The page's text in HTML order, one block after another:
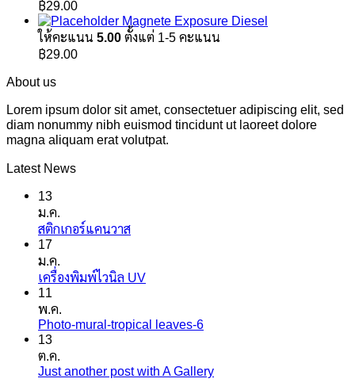
฿29.00
Magnete Exposure Diesel
ให้คะแนน 5.00 ตั้งแต่ 1-5 คะแนน
฿29.00
About us
Lorem ipsum dolor sit amet, consectetuer adipiscing elit, sed
diam nonummy nibh euismod tincidunt ut laoreet dolore
magna aliquam erat volutpat.
Latest News
13
ม.ค.
สติกเกอร์แคนวาสไม่มี
บน
เกอร์
17
ม.ค.
เครื่องพิมพ์ไวนิล UVไม่มี
บน
นิล
11
พ.ค.
Photo-mural-tropical leaves-6ไม่มี
บน
13
ต.ค.
Just another post with A Galleryไม่มี